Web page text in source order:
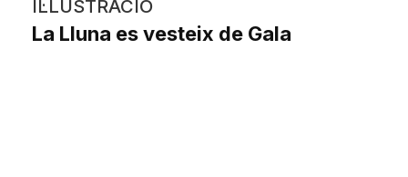
IL·LUSTRACIÓ
La Lluna es vesteix de Gala